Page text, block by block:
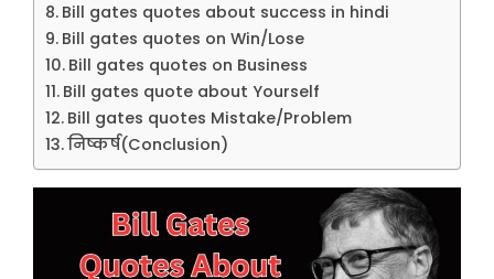
Bill gates quotes about success in hindi
Bill gates quotes on Win/Lose
Bill gates quotes on Business
Bill gates quote about Yourself
Bill gates quotes Mistake/Problem
निष्कर्ष(Conclusion)